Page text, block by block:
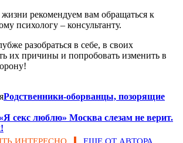
рекомендуем вам обращаться к
психологу – консультанту.
разобраться в себе, в своих
их причины и попробовать изменить в
Родственники-оборванцы, позорящие
«Я секc люблю» Москва слезам не верит.
ИНТЕРЕСНО ЕЩЕ ОТ АВТОРА